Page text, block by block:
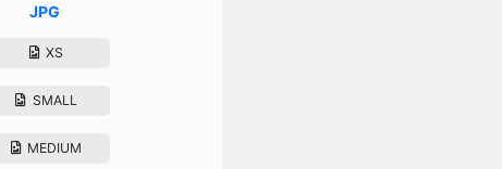
JPG
XS
SMALL
MEDIUM